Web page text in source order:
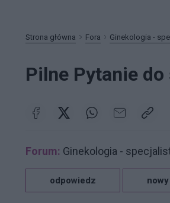
Strona główna Fora Ginekologia -
Pilne Pytanie
Forum: Ginekologia -
odpowiedz